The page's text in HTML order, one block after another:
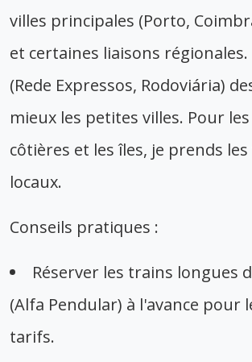
villes principales (Porto,
et certaines liaisons régionales.
(Rede Expressos, Rodoviária)
mieux les petites villes. Pour
côtières et les îles, je prends
locaux.
Conseils pratiques :
Réserver les trains longues
(Alfa Pendular) à l'avance pour
tarifs.